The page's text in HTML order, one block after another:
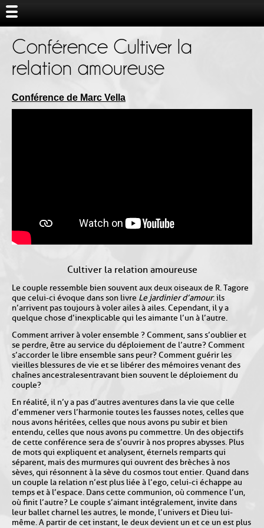
Conférence Cultiver la
relation amoureuse
Conférence de Marc Vella
Cultiver la relation amoureuse
Le couple ressemble bien souvent aux deux oiseaux de R. Tagore
que celui-ci évoque dans son livre Le jardinier d’amour: ils
n’arrivent pas toujours à voler ailes à ailes. Cependant, il y a
quelque chose d’inexplicable qui les aimante l’un à l’autre.
Comment arriver à voler ensemble ? Comment, sans s’oublier et
se perdre, être au service du déploiement de l’autre ? Comment
s’accorder le libre ensemble sans peur ? Comment guérir les
vieilles blessures de vie et se libérer des mémoires venant des
chaînes ancestrales entravant bien souvent le déploiement du
couple ?
En réalité, il n’y a pas d’autres aventures dans la vie que celle
d’emmener vers l’harmonie toutes les fausses notes, celles que
nous avons héritées, celles que nous avons pu subir et bien
entendu, celles que nous avons pu commettre. Un des objectifs
de cette conférence sera de s’ouvrir à nos propres abysses. Plus
de mots qui expliquent et analysent, éternels remparts qui
séparent, mais des murmures qui ouvrent des brèches à nos
sèves, qui résonnent à la sève du cosmos tout entier. Quand dans
un couple la relation n’est plus liée à l’ego, celui-ci échappe au
temps et à l’espace. Dans cette communion, où commence l’un,
où finit l’autre ? Le couple s’aimant intégralement, invite dans
leur ballet charnel les autres, le monde, l’univers et Dieu lui-
même. A partir de cet instant, le deux devient un et ce un est plus